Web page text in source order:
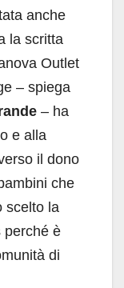
anche
la scritta
Outlet
– spiega
– ha
e alla
il dono
che
scelto la
perché è
di